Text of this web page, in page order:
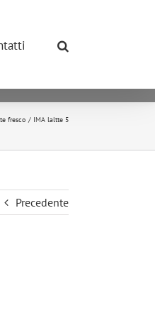
fresco IMA laltte 5
Precedente